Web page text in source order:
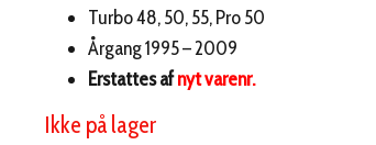
Turbo 48, 50, 55, Pro 50
Årgang 1995 – 2009
Erstattes afnyt varenr.
Ikke på lager